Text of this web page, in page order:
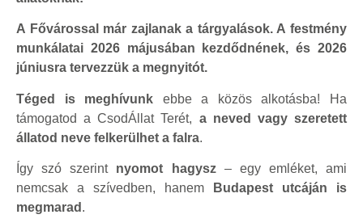
A Fővárossal már zajlanak a tárgyalások. A festmény
munkálatai 2026 májusában kezdődnének, és 2026
júniusra tervezzük a megnyitót.
Téged is meghívunk ebbe a közös alkotásba! Ha
támogatod a CsodÁllat Terét, a neved vagy szeretett
állatod neve felkerülhet a falra.
Így szó szerint nyomot hagysz– egy emléket, ami
nemcsak a szívedben, hanem
Budapest utcáján is
megmarad .